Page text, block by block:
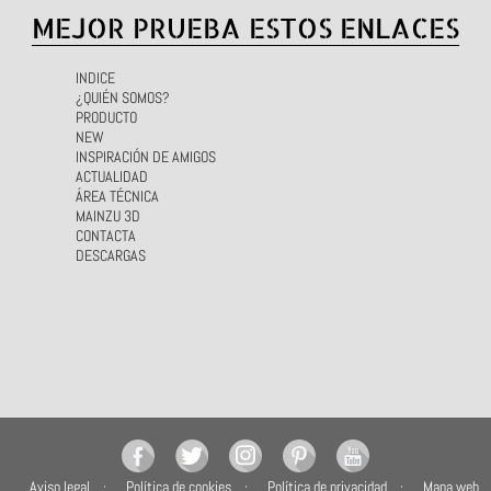
MEJOR PRUEBA ESTOS ENLACES
INDICE
¿QUIÉN SOMOS?
PRODUCTO
NEW
INSPIRACIÓN DE AMIGOS
ACTUALIDAD
ÁREA TÉCNICA
MAINZU 3D
CONTACTA
DESCARGAS
Aviso legal Política de cookies Política de privacidad Mapa web